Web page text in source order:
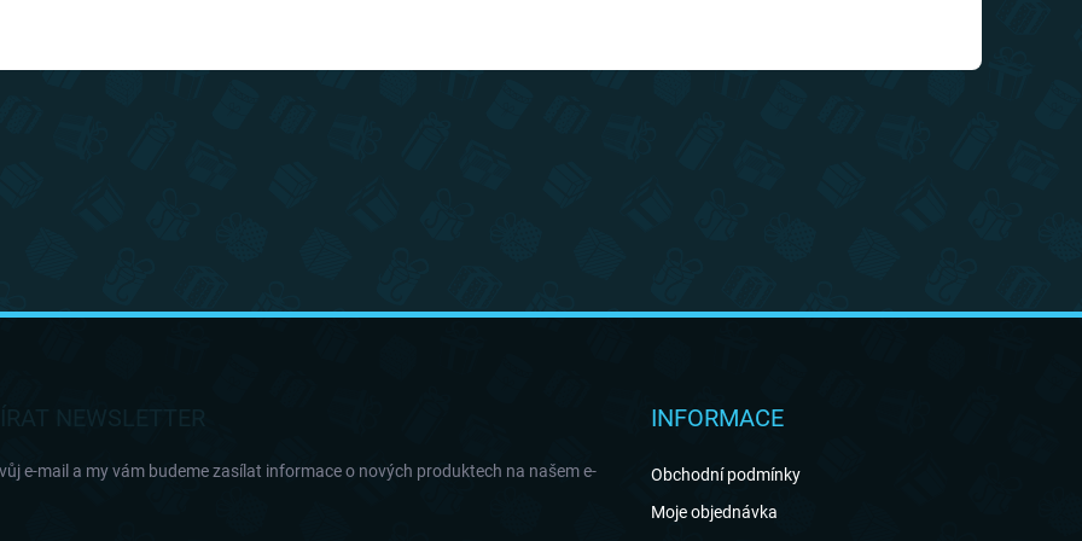
NEWSLETTER
e-mail a my vám budeme zasílat informace o nových produktech na našem e-
INFORMACE
Obchodní podmínky
Moje objednávka